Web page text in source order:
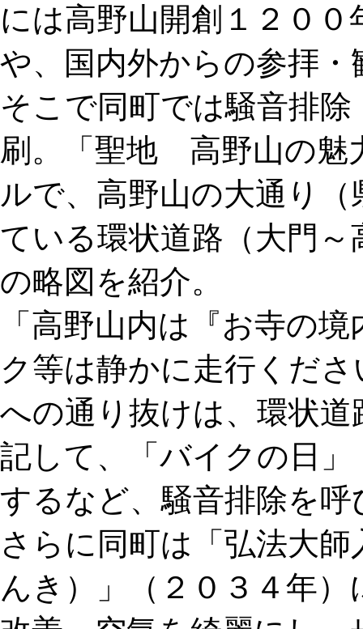
には高野山開創１２０
や、国内外からの参拝
そこで同町では騒音排
刷。「聖地 高野山の魅
ルで、高野山の大通り
ている環状道路（大門
の略図を紹介。
「高野山内は『お寺の
ク等は静かに走行くだ
への通り抜けは、環状
記して、「バイクの日
するなど、騒音排除を
さらに同町は「弘法大
んき）」（２０３４年